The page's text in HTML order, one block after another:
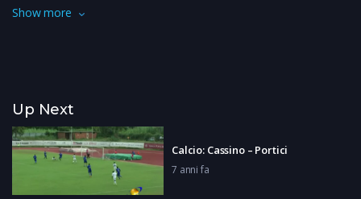
Una campagna informativa e promozionale basata sulle
Show more
Up Next
Calcio: Cassino – Portici
7 anni fa